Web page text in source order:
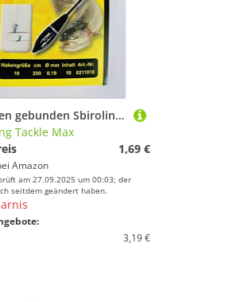
FTM Haken gebunden Sbirolino 200cm - 10 Forellenhaken, Hakengröße/Schnurdurchmesser:Gr. 10/0.18mm
Tackle Max
1,69 €
Amazon
am 27.09.2025 um 00:03; der
seitdem geändert haben.
3,19 €